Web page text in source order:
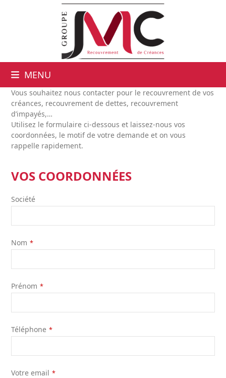
MENU
Vous souhaitez nous contacter pour le recouvrement de vos
créances, recouvrement de dettes, recouvrement
d’impayés,…
Utilisez le formulaire ci-dessous et laissez-nous vos
coordonnées, le motif de votre demande et on vous
rappelle rapidement.
VOS COORDONNÉES
Société
Nom *
Prénom *
Téléphone *
Votre email *